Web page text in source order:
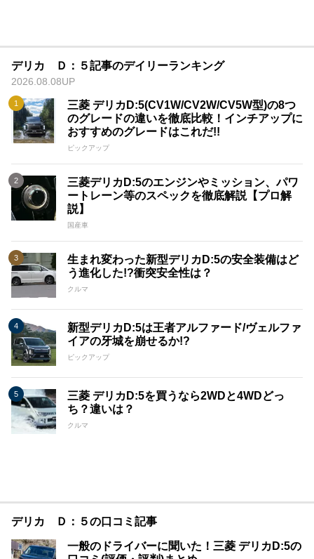
デリカ Ｄ：５記事のデイリーランキング
2026.08.08UP
三菱 デリカD:5(CV1W/CV2W/CV5W型)の8つ
のグレードの違いを徹底比較！インチアップに
おすすめのグレードはこれだ!!
ピックアップ
三菱デリカD:5のエンジンやミッション、パワ
ートレーン等のスペックを徹底解説【プロ解
説】
国産車
生まれ変わった新型デリカD:5の安全装備はど
う進化した!?衝突安全性は？
クルマ
新型デリカD:5は王者アルファード/ヴェルファ
イアの牙城を崩せるか!?
ピックアップ
三菱 デリカD:5を買うなら2WDと4WDどっ
ち？違いは？
クルマ
デリカ Ｄ：５の口コミ記事
一般のドライバーに聞いた！三菱 デリカD:5の